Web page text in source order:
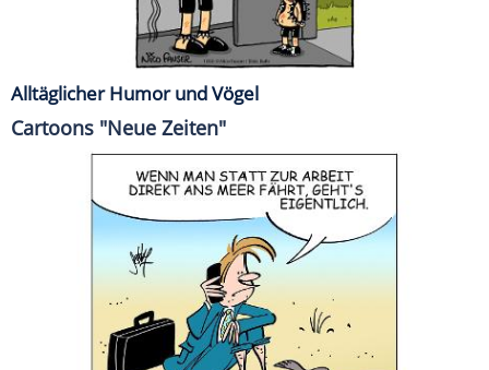
Alltäglicher Humor und Vögel
Cartoons "Neue Zeiten"